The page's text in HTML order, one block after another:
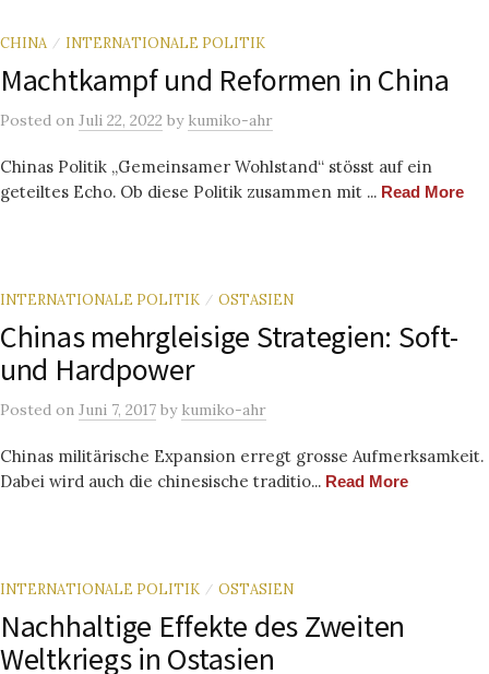
CHINA / INTERNATIONALE POLITIK
Machtkampf und Reformen in China
Posted on Juli 22, 2022 by kumiko-ahr
Chinas Politik „Gemeinsamer Wohlstand“ stösst auf ein
geteiltes Echo. Ob diese Politik zusammen mit ... Read More
INTERNATIONALE POLITIK / OSTASIEN
Chinas mehrgleisige Strategien: Soft-
und Hardpower
Posted on Juni 7, 2017 by kumiko-ahr
Chinas militärische Expansion erregt grosse Aufmerksamkeit.
Dabei wird auch die chinesische traditio... Read More
INTERNATIONALE POLITIK / OSTASIEN
Nachhaltige Effekte des Zweiten
Weltkriegs in Ostasien